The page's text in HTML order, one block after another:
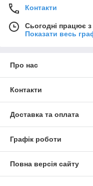
Контакти
Сьогодні працює
Показати весь
Про нас
Контакти
Доставка та оплата
Графік роботи
Повна версія сайту